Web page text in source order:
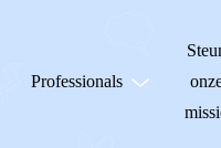
Professionals